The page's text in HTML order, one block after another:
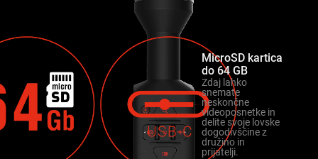
MicroSD kartica
do 64 GB
Zdaj lahko
snemate
neskončne
videoposnetke in
delite svoje lovske
dogodivščine z
družino in
prijatelji.